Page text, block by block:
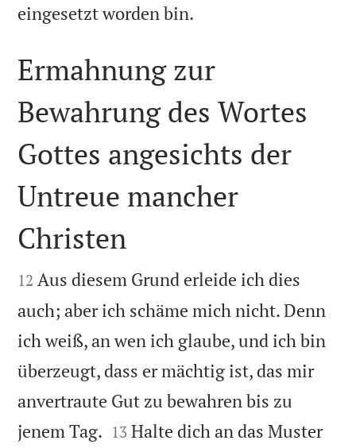
eingesetzt worden bin.

Ermahnung zur
Bewahrung des Wortes
Gottes angesichts der
Untreue mancher
Christen

12 Aus diesem Grund erleide ich dies
auch; aber ich schäme mich nicht. Denn
ich weiß, an wen ich glaube, und ich bin
überzeugt, dass er mächtig ist, das mir
anvertraute Gut zu bewahren bis zu
jenem Tag. 

13 Halte dich an das Muster